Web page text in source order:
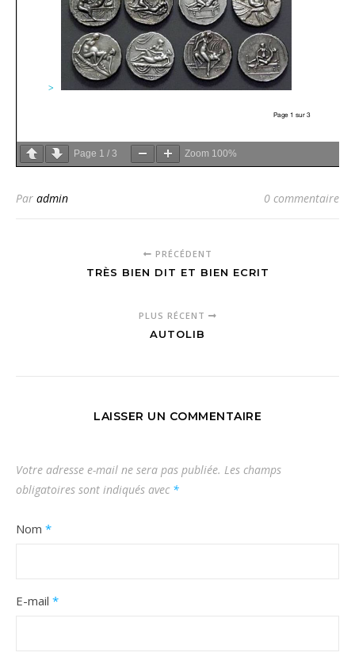
Page 1 / 3 Zoom 100%
Par admin 0 commentaire
PRÉCÉDENT
TRÈS BIEN DIT ET BIEN ECRIT
PLUS RÉCENT
AUTOLIB
LAISSER UN COMMENTAIRE
Votre adresse e-mail ne sera pas publiée. Les champs
obligatoires sont indiqués avec *
Nom *
E-mail *